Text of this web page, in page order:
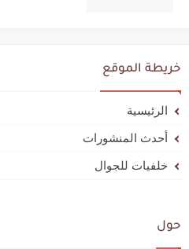
خريطة الموقع
الرئيسية
أحدث المنشورات
خلفيات للجوال
حول